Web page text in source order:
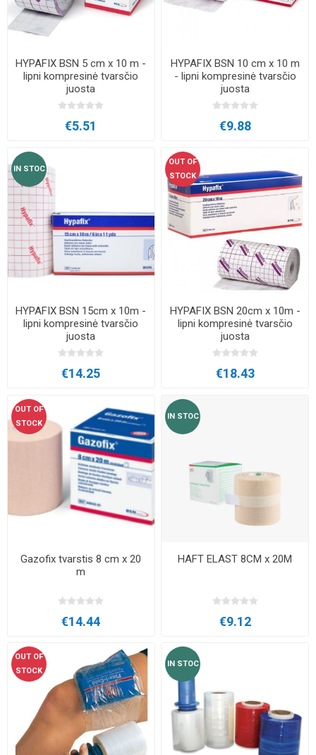
HYPAFIX BSN 5 cm x 10 m -
lipni kompresinė tvarsčio
juosta
€5.51
HYPAFIX BSN 10 cm x 10 m
- lipni kompresinė tvarsčio
juosta
€9.88
IN STOC
HYPAFIX BSN 15cm x 10m -
lipni kompresinė tvarsčio
juosta
€14.25
OUT OF
STOCK
HYPAFIX BSN 20cm x 10m -
lipni kompresinė tvarsčio
juosta
€18.43
OUT OF
STOCK
Gazofix tvarstis 8 cm x 20
m
€14.44
IN STOC
HAFT ELAST 8CM x 20M
€9.12
OUT OF
STOCK
IN STOC